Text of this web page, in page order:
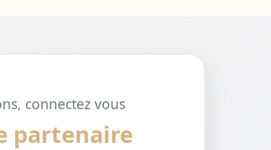
connectez vous
partenaire